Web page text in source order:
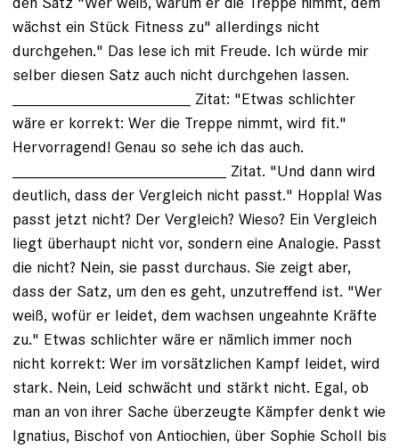
wächst ein Stück Fitness zu" allerdings nicht
durchgehen." Das lese ich mit Freude. Ich würde mir
selber diesen Satz auch nicht durchgehen lassen.
____________________ Zitat: "Etwas schlichter
wäre er korrekt: Wer die Treppe nimmt, wird fit."
Hervorragend! Genau so sehe ich das auch.
________________________ Zitat. "Und dann wird
deutlich, dass der Vergleich nicht passt." Hoppla! Was
passt jetzt nicht? Der Vergleich? Wieso? Ein Vergleich
liegt überhaupt nicht vor, sondern eine Analogie. Passt
die nicht? Nein, sie passt durchaus. Sie zeigt aber,
dass der Satz, um den es geht, unzutreffend ist. "Wer
weiß, wofür er leidet, dem wachsen ungeahnte Kräfte
zu." Etwas schlichter wäre er nämlich immer noch
nicht korrekt: Wer im vorsätzlichen Kampf leidet, wird
stark. Nein, Leid schwächt und stärkt nicht. Egal, ob
man an von ihrer Sache überzeugte Kämpfer denkt wie
Ignatius, Bischof von Antiochien, über Sophie Scholl bis